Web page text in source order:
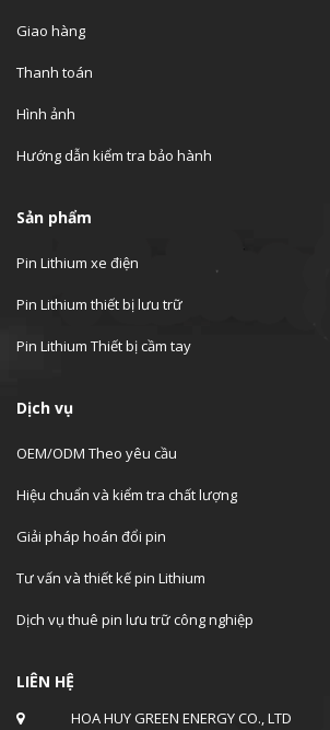
Giao hàng
Thanh toán
Hình ảnh
Hướng dẫn kiểm tra bảo hành
Sản phẩm
Pin Lithium xe điện
Pin Lithium thiết bị lưu trữ
Pin Lithium Thiết bị cầm tay
Dịch vụ
OEM/ODM Theo yêu cầu
Hiệu chuẩn và kiểm tra chất lượng
Giải pháp hoán đổi pin
Tư vấn và thiết kế pin Lithium
Dịch vụ thuê pin lưu trữ công nghiệp
LIÊN HỆ
HOA HUY GREEN ENERGY CO., LTD